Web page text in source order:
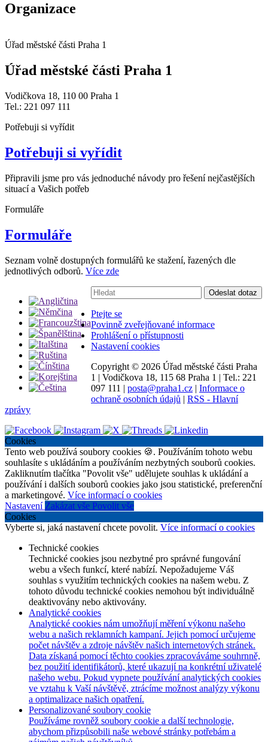
Organizace
Úřad městské části Praha 1
Úřad městské části Praha 1
Vodičkova 18, 110 00 Praha 1
Tel.: 221 097 111
Potřebuji si vyřídit
Potřebuji si vyřídit
Připravili jsme pro vás jednoduché návody pro řešení nejčastějších
situací a Vašich potřeb
Formuláře
Formuláře
Seznam volně dostupných formulářů ke stažení, řazených dle
jednotlivých odborů. Více zde
Vyhledávání:
Odeslat dotaz
Ptejte se
Povinně zveřejňované informace
Prohlášení o přístupnosti
Nastavení cookies
Copyright © 2026 Úřad městské části Praha
1 | Vodičkova 18, 115 68 Praha 1 | Tel.: 221
097 111 | posta@praha1.cz | Informace o
ochraně osobních údajů | RSS - Hlavní
zprávy
Cookies
Tento web používá soubory cookies 🍪. Používáním tohoto webu
souhlasíte s ukládáním a používáním nezbytných souborů cookies.
Zakliknutím tlačítka "Povolit vše" udělujete souhlas k ukládání a
používání i dalších souborů cookies jako jsou statistické, preferenční
a marketingové. Více informací o cookies
Nastavení Zakázat vše Povolit vše
Cookies
Vyberte si, jaká nastavení chcete povolit. Více informací o cookies
Technické cookies
Technické cookies jsou nezbytné pro správné fungování
webu a všech funkcí, které nabízí. Nepožadujeme Váš
souhlas s využitím technických cookies na našem webu. Z
tohoto důvodu technické cookies nemohou být individuálně
deaktivovány nebo aktivovány.
Analytické cookies
Analytické cookies nám umožňují měření výkonu našeho
webu a našich reklamních kampaní. Jejich pomocí určujeme
počet návštěv a zdroje návštěv našich internetových stránek.
Data získaná pomocí těchto cookies zpracováváme souhrnně,
bez použití identifikátorů, které ukazují na konkrétní uživatelé
našeho webu. Pokud vypnete používání analytických cookies
ve vztahu k Vaší návštěvě, ztrácíme možnost analýzy výkonu
a optimalizace našich opatření.
Personalizované soubory cookie
Používáme rovněž soubory cookie a další technologie,
abychom přizpůsobili naše webové stránky potřebám a